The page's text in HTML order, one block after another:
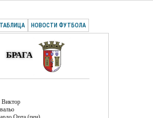
НОВОСТИ ФУТБОЛА
БРАГА
Виктор